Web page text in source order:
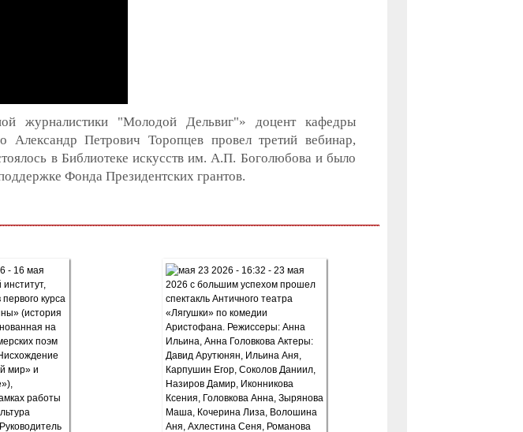
журналистики "Молодой Дельвиг"» доцент кафедры
Александр Петрович Торопцев провел третий вебинар,
в Библиотеке искусств им. А.П. Боголюбова и было
Фонда Президентских грантов.